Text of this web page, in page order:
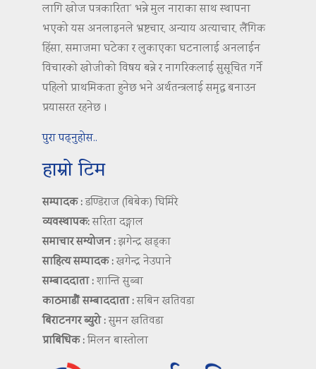
लागि खोज पत्रकारिता’ भन्ने मुल नाराका साथ स्थापना
भएको यस अनलाइनले भ्रष्टचार, अन्याय अत्याचार, लैंगिक
हिंसा, समाजमा घटेका र लुकाएका घटनालाई अनलाईन
विचारको खोजीको विषय बन्ने र नागरिकलाई सुसूचित गर्ने
पहिलो प्राथमिकता हुनेछ भने अर्थतन्त्रलाई समृद्ध बनाउन
प्रयासरत रहनेछ ।
पुरा पढ्नुहोस..
हाम्रो टिम
सम्पादक :डण्डिराज (बिबेक) घिमिरे
व्यवस्थापक:सरिता दङ्गाल
समाचार सम्योजन :झगेन्द्र खड्का
साहित्य सम्पादक :खगेन्द्र नेउपाने
सम्बाददाता :शान्ति सुब्बा
काठमाडौं सम्बाददाता :सबिन खतिवडा
बिराटनगर ब्युरो :सुमन खतिवडा
प्राबिधिक :मिलन बास्तोला